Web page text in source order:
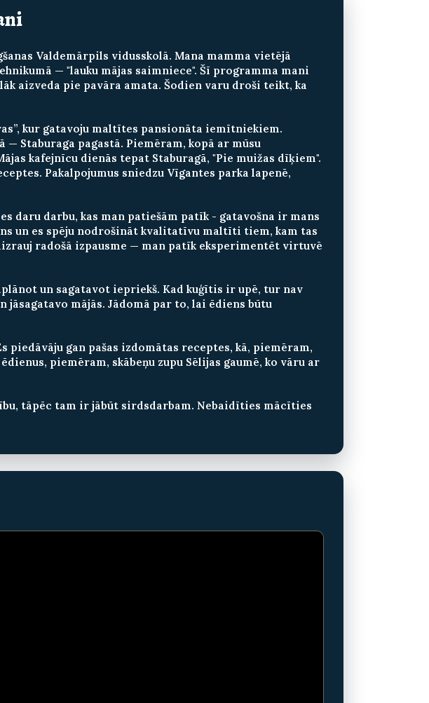
Valdemārpils vidusskolā. Mana mamma vietējā
— "lauku mājas saimniece". Šī programma mani
aizveda pie pavāra amata. Šodien varu droši teikt, ka
kur gatavoju maltītes pansionāta iemītniekiem.
Staburaga pagastā. Piemēram, kopā ar mūsu
kafejnīcu dienās tepat Staburagā, "Pie muižas dīķiem".
Pakalpojumus sniedzu Vīgantes parka lapenē,
daru darbu, kas man patiešām patīk - gatavošna ir mans
un es spēju nodrošināt kvalitatīvu maltīti tiem, kam tas
radošā izpausme — man patīk eksperimentēt virtuvē
un sagatavot iepriekš. Kad kuģītis ir upē, tur nav
mājās. Jādomā par to, lai ēdiens būtu
gan pašas izdomātas receptes, kā, piemēram,
piemēram, skābeņu zupu Sēlijas gaumē, ko vāru ar
tāpēc tam ir jābūt sirdsdarbam. Nebaidīties mācīties